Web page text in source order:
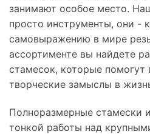
занимают особое место.
просто инструменты, они -
самовыражению в мире
ассортименте вы найдете
стамесок, которые помогут
творческие замыслы в
Полноразмерные стамески
тонкой работы над